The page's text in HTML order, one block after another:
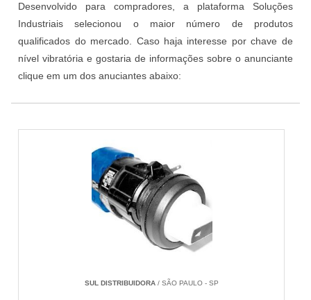
Desenvolvido para compradores, a plataforma Soluções
Industriais selecionou o maior número de produtos
qualificados do mercado. Caso haja interesse por chave de
nível vibratória e gostaria de informações sobre o anunciante
clique em um dos anuciantes abaixo:
SUL DISTRIBUIDORA/ SÃO PAULO - SP